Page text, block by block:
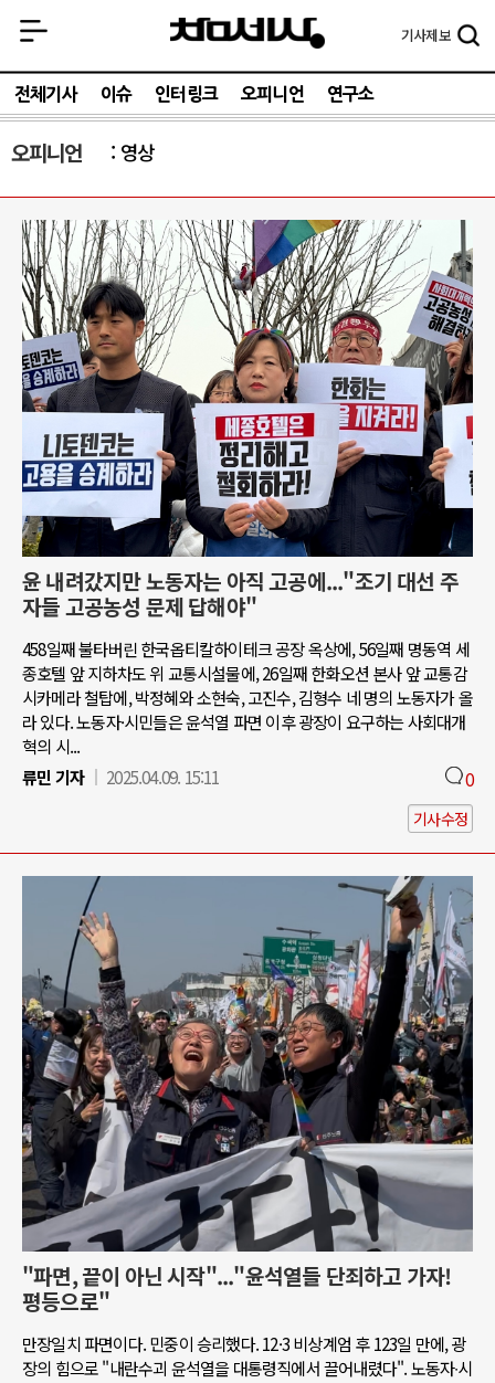
기사제보
전체기사 이슈 인터링크 오피니언 연구소
오피니언 영상
윤 내려갔지만 노동자는 아직 고공에..."조기 대선 주
자들 고공농성 문제 답해야"
458일째 불타버린 한국옵티칼하이테크 공장 옥상에, 56일째 명동역 세
종호텔 앞 지하차도 위 교통시설물에, 26일째 한화오션 본사 앞 교통감
시카메라 철탑에, 박정혜와 소현숙, 고진수, 김형수 네 명의 노동자가 올
라 있다. 노동자·시민들은 윤석열 파면 이후 광장이 요구하는 사회대개
혁의 시...
류민 기자
2025.04.09. 15:11 0
기사수정
"파면, 끝이 아닌 시작"..."윤석열들 단죄하고 가자!
평등으로"
만장일치 파면이다. 민중이 승리했다. 12·3 비상계엄 후 123일 만에, 광
장의 힘으로 "내란수괴 윤석열을 대통령직에서 끌어내렸다". 노동자∙시